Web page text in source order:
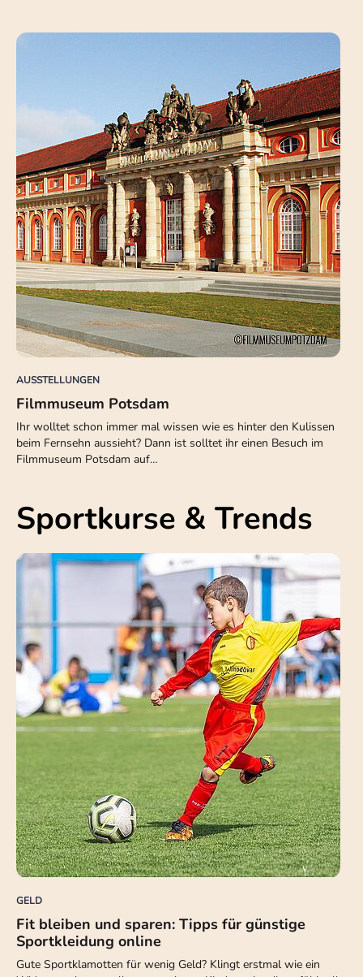
AUSSTELLUNGEN
Filmmuseum Potsdam
Ihr wolltet schon immer mal wissen wie es hinter den Kulissen
beim Fernsehn aussieht? Dann ist solltet ihr einen Besuch im
Filmmuseum Potsdam auf…
Sportkurse & Trends
GELD
Fit bleiben und sparen: Tipps für günstige
Sportkleidung online
Gute Sportklamotten für wenig Geld? Klingt erstmal wie ein